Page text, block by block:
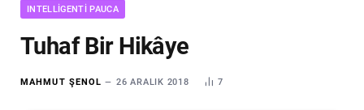
INTELLIGENTI PAUCA
Tuhaf Bir Hikâye
MAHMUT ŞENOL 26 ARALIK 2018 7